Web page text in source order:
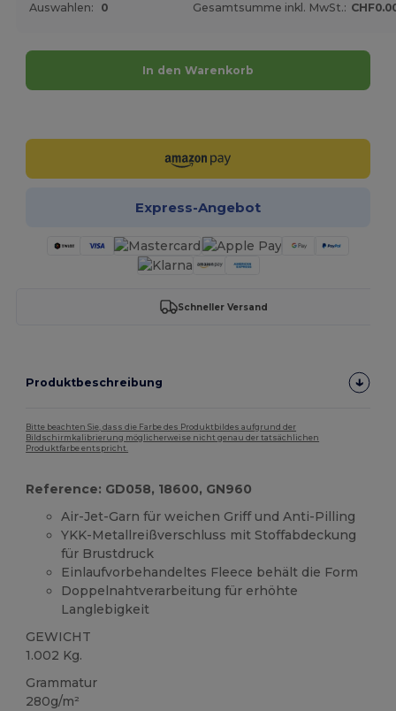
Auswahlen: 0 Gesamtsumme inkl. MwSt.:
In den Warenkorb
Express-Angebot
Schneller Versand
Produktbeschreibung
Bitte beachten Sie, dass die Farbe des Produktbildes aufgrund der
Bildschirmkalibrierung möglicherweise nicht genau der tatsächlichen
Produktfarbe entspricht.
Reference: GD058, 18600, GN960
Air-Jet-Garn für weichen Griff und Anti-Pilling
YKK-Metallreißverschluss mit Stoffabdeckung
für Brustdruck
Einlaufvorbehandeltes Fleece behält die Form
Doppelnahtverarbeitung für erhöhte
Langlebigkeit
GEWICHT
1.002 Kg.
Grammatur
280g/m²